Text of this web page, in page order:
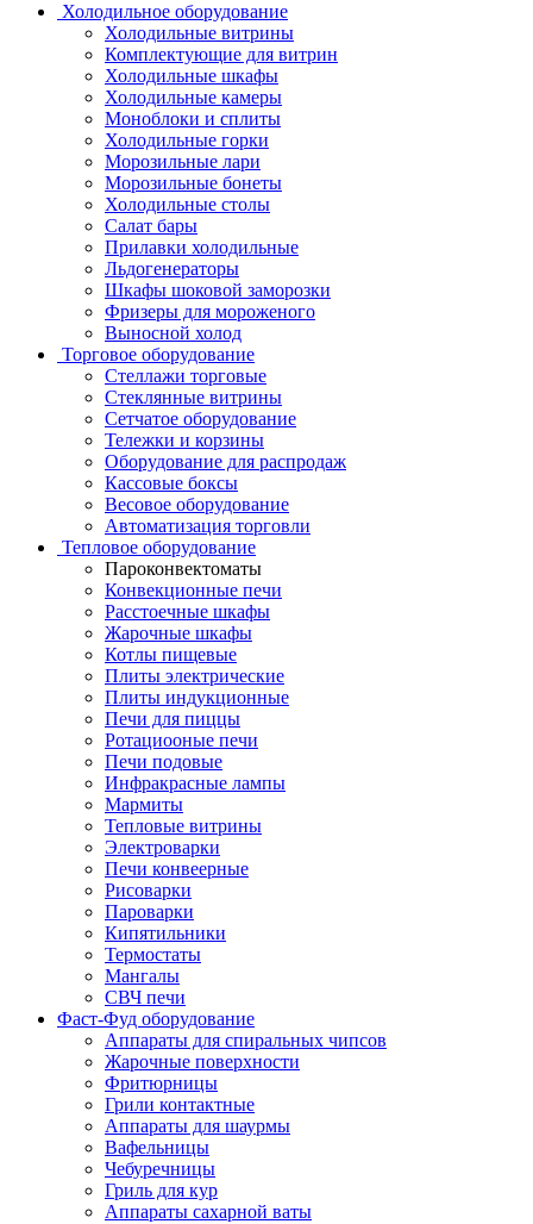
Холодильное оборудование
Холодильные витрины
Комплектующие для витрин
Холодильные шкафы
Холодильные камеры
Моноблоки и сплиты
Холодильные горки
Морозильные лари
Морозильные бонеты
Холодильные столы
Салат бары
Прилавки холодильные
Льдогенераторы
Шкафы шоковой заморозки
Фризеры для мороженого
Выносной холод
Торговое оборудование
Стеллажи торговые
Стеклянные витрины
Сетчатое оборудование
Тележки и корзины
Оборудование для распродаж
Кассовые боксы
Весовое оборудование
Автоматизация торговли
Тепловое оборудование
Пароконвектоматы
Конвекционные печи
Расстоечные шкафы
Жарочные шкафы
Котлы пищевые
Плиты электрические
Плиты индукционные
Печи для пиццы
Ротациооные печи
Печи подовые
Инфракрасные лампы
Мармиты
Тепловые витрины
Электроварки
Печи конвеерные
Рисоварки
Пароварки
Кипятильники
Термостаты
Мангалы
СВЧ печи
Фаст-Фуд оборудование
Аппараты для спиральных чипсов
Жарочные поверхности
Фритюрницы
Грили контактные
Аппараты для шаурмы
Вафельницы
Чебуречницы
Гриль для кур
Аппараты сахарной ваты